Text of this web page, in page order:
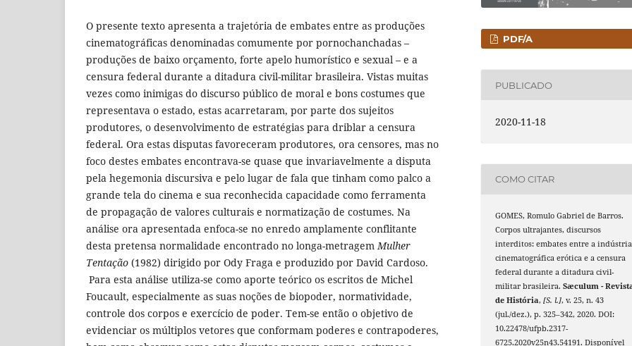
O presente texto apresenta a trajetória de embates entre as produções
cinematográficas denominadas comumente por pornochanchadas –
produções de baixo orçamento, forte apelo humorístico e sexual – e a
censura federal durante a ditadura civil-militar brasileira. Vistas muitas
vezes como inimigas do discurso público de moral e bons costumes que
representava o estado, estas acarretaram, por parte dos sujeitos
produtores, o desenvolvimento de estratégias para driblar a censura
federal. Ora estas disputas favoreceram produtores, ora censores, mas no
foco destes embates encontrava-se quase que invariavelmente a disputa
pela hegemonia discursiva e pelo lugar de fala que tinham como palco a
grande tela do cinema e sua reconhecida capacidade como ferramenta
de propagação de valores culturais e normatização de costumes. Na
análise ora apresentada enfoca-se no enredo amplamente conflitante
desta pretensa normalidade encontrado no longa-metragemMulher
Tentação (1982) dirigido por Ody Fraga e produzido por David Cardoso.
Para esta análise utiliza-se como aporte teórico os escritos de Michel
Foucault, especialmente as suas noções de biopoder, normatividade,
controle dos corpos e exercício de poder. Tem-se então o objetivo de
evidenciar os múltiplos vetores que conformam poderes e contrapoderes,
PDF/A
PUBLICADO
2020-11-18
COMO CITAR
GOMES, Romulo Gabriel de Barros.
Corpos ultrajantes, discursos
interditos: embates entre a indústria
cinematográfica erótica e a censura
federal durante a ditadura civil-
militar brasileira.Sæculum -
de História,[S. l.], v. 25, n. 43
(jul./dez.), p. 325–342, 2020. DOI:
10.22478/ufpb.2317-
6725.2020v25n43.54191. Disponível